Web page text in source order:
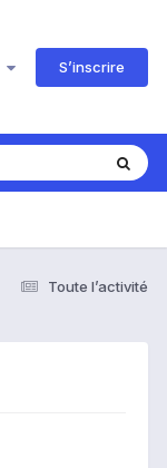
S’inscrire
Toute l’activité